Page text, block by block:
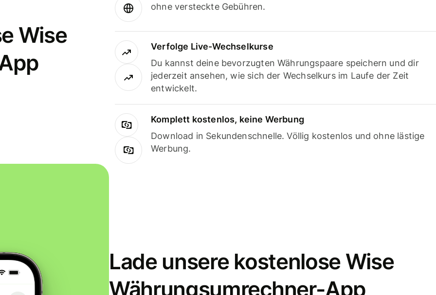
Wise
ohne versteckte Gebühren.
Verfolge Live-Wechselkurse
Du kannst deine bevorzugten Währungspaare speichern und dir
jederzeit ansehen, wie sich der Wechselkurs im Laufe der Zeit
entwickelt.
Komplett kostenlos, keine Werbung
Download in Sekundenschnelle. Völlig kostenlos und ohne lästige
Werbung.
Lade unsere kostenlose Wise
Währungsumrechner-App